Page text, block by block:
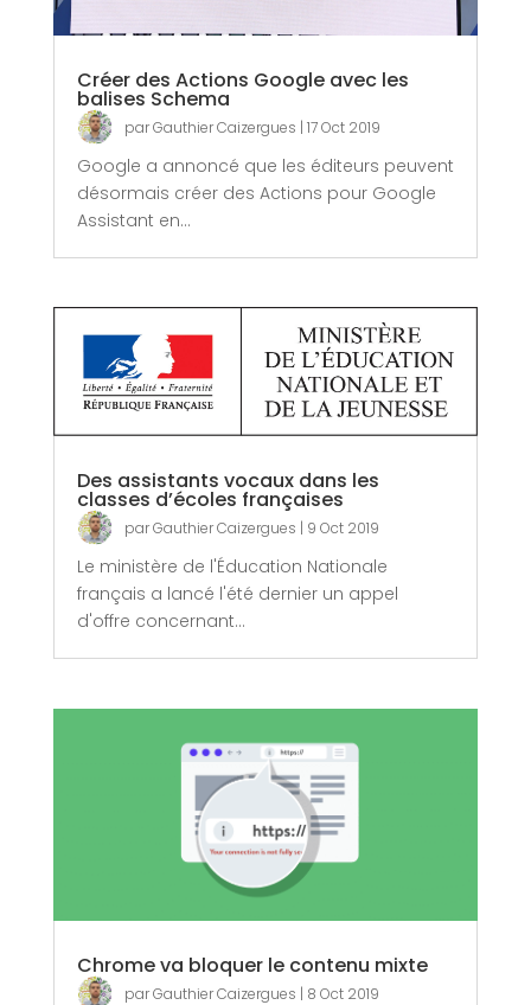
Créer des Actions Google avec les
balises Schema
parGauthier Caizergues | 17 Oct 2019
Google a annoncé que les éditeurs peuvent
désormais créer des Actions pour Google
Assistant en...
Des assistants vocaux dans les
classes d’écoles françaises
parGauthier Caizergues | 9 Oct 2019
Le ministère de l'Éducation Nationale
français a lancé l'été dernier un appel
d'offre concernant...
Chrome va bloquer le contenu mixte
parGauthier Caizergues | 8 Oct 2019